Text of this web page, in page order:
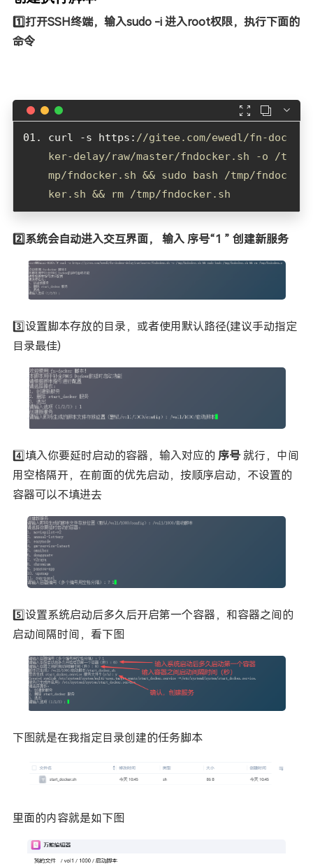
1️⃣打开SSH终端，输入sudo -i 进入root权限，执行下面的
命令
curl -s https: //gitee.com/ewedl/fn-doc
ker-delay/raw/master/fndocker.sh -o /t
mp/fndocker.sh && sudo bash /tmp/fndoc
ker.sh && rm /tmp/fndocker.sh
  
2️⃣系统会自动进入交互界面， 输入 序号“1 ” 创建新服务
3️⃣设置脚本存放的目录，或者使用默认路径(建议手动指定
目录最佳)
4️⃣填入你要延时启动的容器，输入对应的 序号就行，中间
用空格隔开，在前面的优先启动，按顺序启动，不设置的
容器可以不填进去
5️⃣设置系统启动后多久后开启第一个容器，和容器之间的
启动间隔时间，看下图
下图就是在我指定目录创建的任务脚本
里面的内容就是如下图